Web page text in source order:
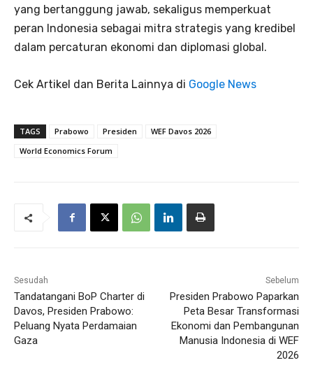
yang bertanggung jawab, sekaligus memperkuat
peran Indonesia sebagai mitra strategis yang kredibel
dalam percaturan ekonomi dan diplomasi global.
Cek Artikel dan Berita Lainnya di Google News
TAGS Prabowo Presiden
WEF Davos 2026
World Economics Forum
Sesudah
Tandatangani BoP Charter di
Davos, Presiden Prabowo:
Peluang Nyata Perdamaian
Gaza
Sebelum
Presiden Prabowo Paparkan
Peta Besar Transformasi
Ekonomi dan Pembangunan
Manusia Indonesia di WEF
2026